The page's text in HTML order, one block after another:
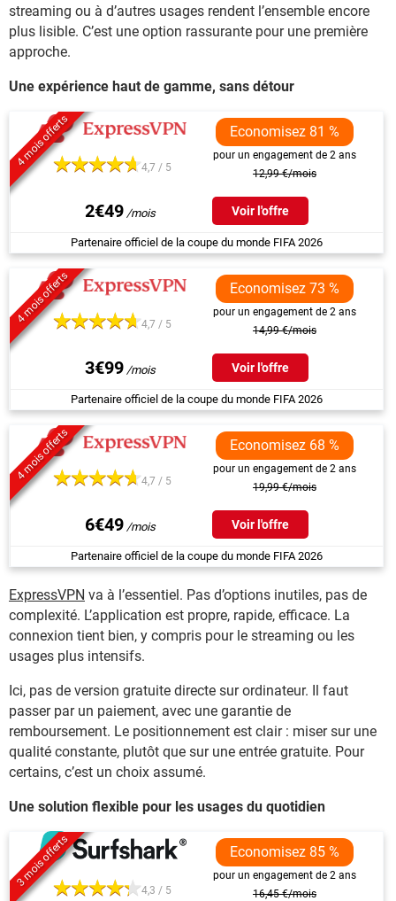
streaming ou à d’autres usages rendent l’ensemble encore
plus lisible. C’est une option rassurante pour une première
approche.
Une expérience haut de gamme, sans détour
4 mois offerts 4,7 / 5
Economisez 81 %
pour un engagement de 2 ans
12,99 €/mois
2€49 Voir l'offre
Partenaire officiel de la coupe du monde FIFA 2026
4 mois offerts 4,7 / 5
Economisez 73 %
pour un engagement de 2 ans
14,99 €/mois
3€99 Voir l'offre
Partenaire officiel de la coupe du monde FIFA 2026
4 mois offerts 4,7 / 5
Economisez 68 %
pour un engagement de 2 ans
19,99 €/mois
6€49 Voir l'offre
Partenaire officiel de la coupe du monde FIFA 2026
ExpressVPN va à l’essentiel. Pas d’options inutiles, pas de
complexité. L’application est propre, rapide, efficace. La
connexion tient bien, y compris pour le streaming ou les
usages plus intensifs.
Ici, pas de version gratuite directe sur ordinateur. Il faut
passer par un paiement, avec une garantie de
remboursement. Le positionnement est clair : miser sur une
qualité constante, plutôt que sur une entrée gratuite. Pour
certains, c’est un choix assumé.
Une solution flexible pour les usages du quotidien
3 mois offerts
4,3 / 5
Economisez 85 %
pour un engagement de 2 ans
16,45 €/mois